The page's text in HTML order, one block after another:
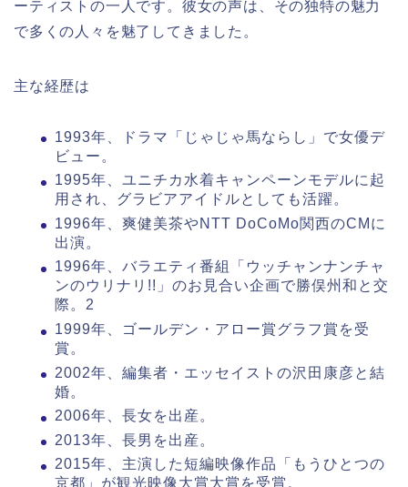
ーティストの一人です。彼女の声は、その独特の魅力
で多くの人々を魅了してきました。
主な経歴は
1993年、ドラマ「じゃじゃ馬ならし」で女優デ
ビュー。
1995年、ユニチカ水着キャンペーンモデルに起
用され、グラビアアイドルとしても活躍。
1996年、爽健美茶やNTT DoCoMo関西のCMに
出演。
1996年、バラエティ番組「ウッチャンナンチャ
ンのウリナリ!!」のお見合い企画で勝俣州和と交
際。2
1999年、ゴールデン・アロー賞グラフ賞を受
賞。
2002年、編集者・エッセイストの沢田康彦と結
婚。
2006年、長女を出産。
2013年、長男を出産。
2015年、主演した短編映像作品「もうひとつの
京都」が観光映像大賞大賞を受賞。